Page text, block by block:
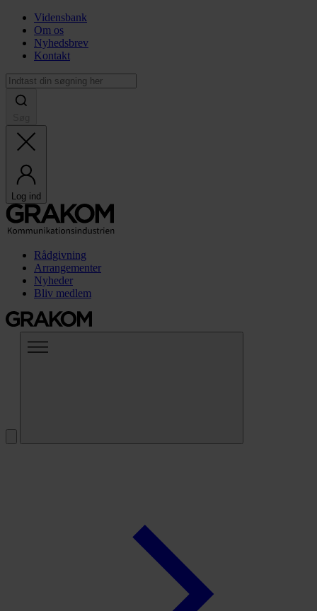
Vidensbank
Om os
Nyhedsbrev
Kontakt
Log ind
Rådgivning
Arrangementer
Nyheder
Bliv medlem